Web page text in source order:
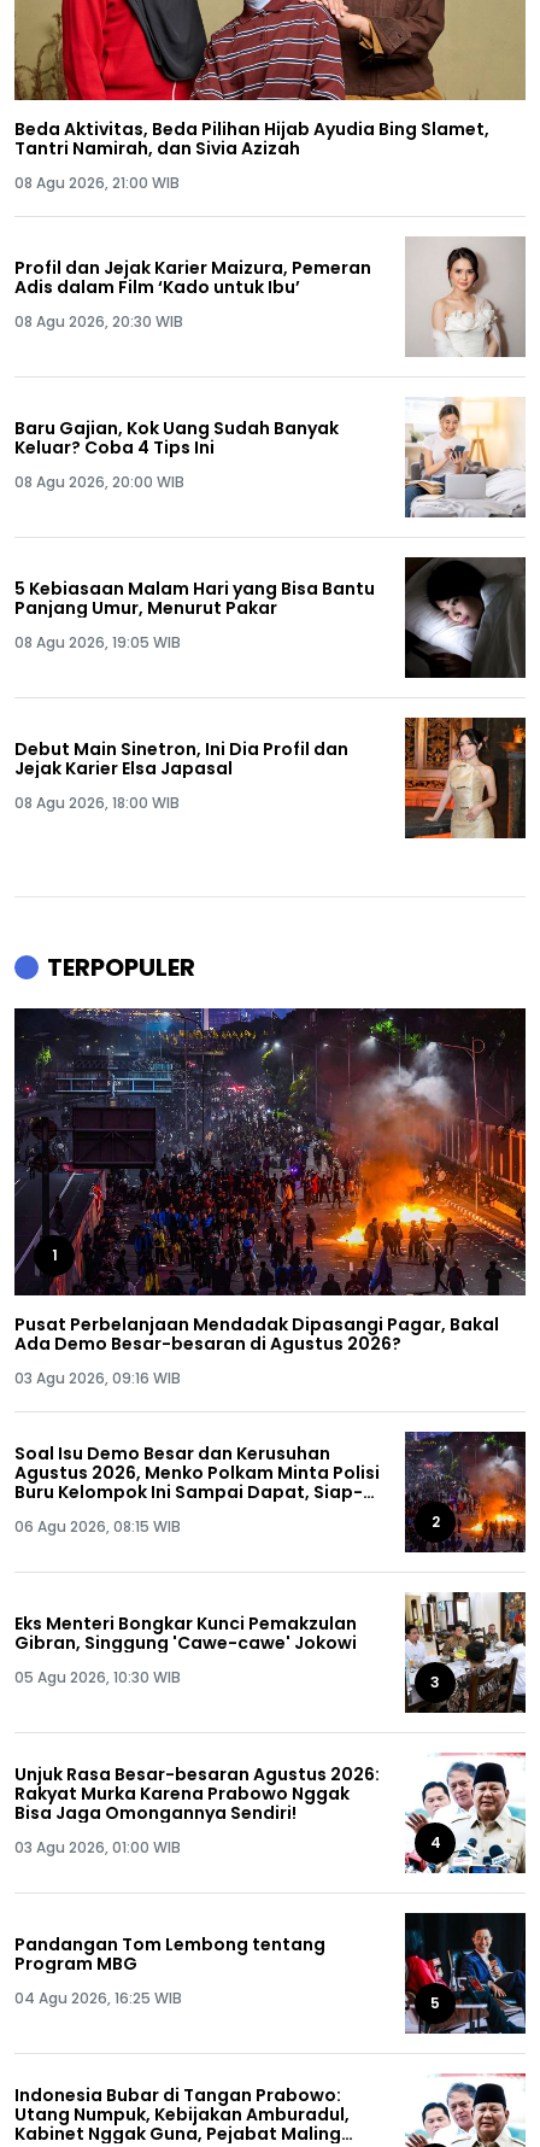
Beda Aktivitas, Beda Pilihan Hijab Ayudia Bing Slamet,
Tantri Namirah, dan Sivia Azizah
08 Agu 2026, 21:00 WIB
Profil dan Jejak Karier Maizura, Pemeran
Adis dalam Film ‘Kado untuk Ibu’
08 Agu 2026, 20:30 WIB
Baru Gajian, Kok Uang Sudah Banyak
Keluar? Coba 4 Tips Ini
08 Agu 2026, 20:00 WIB
5 Kebiasaan Malam Hari yang Bisa Bantu
Panjang Umur, Menurut Pakar
08 Agu 2026, 19:05 WIB
Debut Main Sinetron, Ini Dia Profil dan
Jejak Karier Elsa Japasal
08 Agu 2026, 18:00 WIB
TERPOPULER
1
Pusat Perbelanjaan Mendadak Dipasangi Pagar, Bakal
Ada Demo Besar-besaran di Agustus 2026?
03 Agu 2026, 09:16 WIB
Soal Isu Demo Besar dan Kerusuhan
Agustus 2026, Menko Polkam Minta Polisi
Buru Kelompok Ini Sampai Dapat, Siap-
06 Agu 2026, 08:15 WIB 2
Eks Menteri Bongkar Kunci Pemakzulan
Gibran, Singgung 'Cawe-cawe' Jokowi
05 Agu 2026, 10:30 WIB 3
Unjuk Rasa Besar-besaran Agustus 2026:
Rakyat Murka Karena Prabowo Nggak
Bisa Jaga Omongannya Sendiri!
03 Agu 2026, 01:00 WIB 4
Pandangan Tom Lembong tentang
Program MBG
04 Agu 2026, 16:25 WIB 5
Indonesia Bubar di Tangan Prabowo:
Utang Numpuk, Kebijakan Amburadul,
Kabinet Nggak Guna, Pejabat Maling